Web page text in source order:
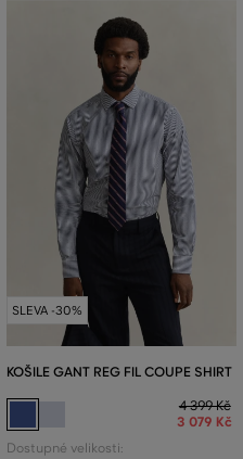
SLEVA -30%
KOŠILE GANT REG FIL COUPE SHIRT
4 399 Kč
3 079 Kč
Dostupné velikosti: